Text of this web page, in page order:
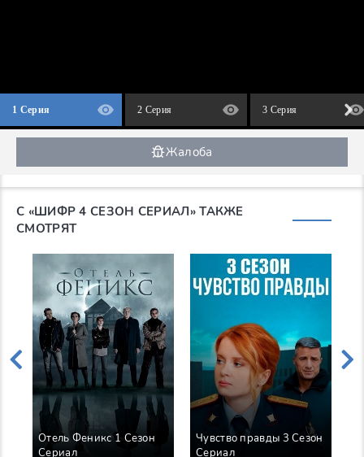
1 Серия 2 Серия 3 Серия
Жалоба
С «ШИФР 4 СЕЗОН СЕРИАЛ» ТАКЖЕ
СМОТРЯТ
Отель Феникс 1 Сезон
Сериал
Чувство правды 3 Сезон
Сериал